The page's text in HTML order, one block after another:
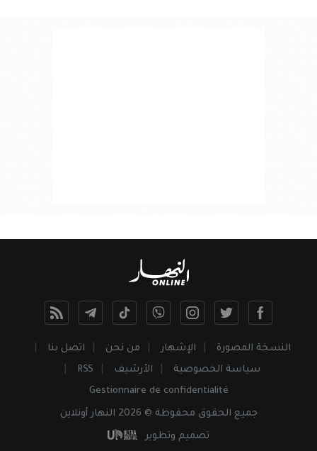
النسخة المصورة الإشهار من نحن
اتصل بنا
سياسة الخصوصية
الأرشيف
RSS
Gestionnaire de confidentialité
جميع الحقوق محفوظة © 2026 النهار أونلاين
تصميم وتطوير